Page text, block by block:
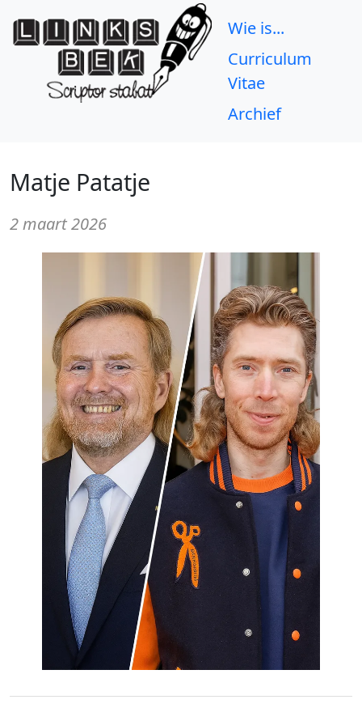
Wie is...
Curriculum
Vitae
Archief
Matje Patatje
2 maart 2026